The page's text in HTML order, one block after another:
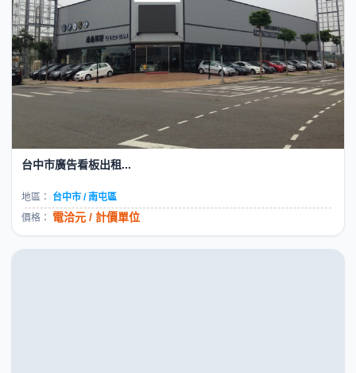
台中市廣告看板出租...
地區：
台中市 / 南屯區
價格： 電洽元 / 計價單位